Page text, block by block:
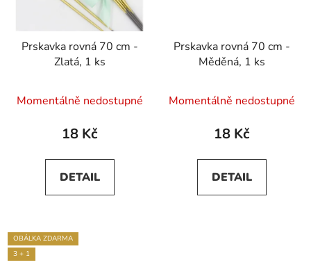
Prskavka rovná 70 cm -
Zlatá, 1 ks
Momentálně nedostupné
18 Kč
DETAIL
Prskavka rovná 70 cm -
Měděná, 1 ks
Momentálně nedostupné
18 Kč
DETAIL
OBÁLKA ZDARMA
3 + 1